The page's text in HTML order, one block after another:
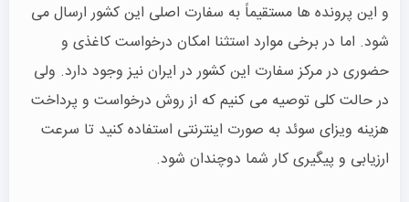
و این پرونده ها مستقیماً به سفارت اصلی این کشور ارسال می
شود. اما در برخی موارد استثنا امکان درخواست کاغذی و
حضوری در مرکز سفارت این کشور در ایران نیز وجود دارد. ولی
در حالت کلی توصیه می کنیم که از روش درخواست و پرداخت
هزینه ویزای سوئد به صورت اینترنتی استفاده کنید تا سرعت
ارزیابی و پیگیری کار شما دوچندان شود.